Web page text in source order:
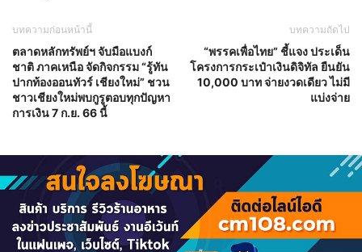
บทความก่อนหน้านี้
ตลาดหลักทรัพย์ฯ จับมือแบงก์
ชาติ ภาคเหนือ จัดกิจกรรม “รู้ทัน
ปากท้องออนทัวร์ เชียงใหม่” ชวน
ชาวเชียงใหม่พบกูรูตอบทุกปัญหา
การเงิน 7 ก.ย. 66 นี้
บทความถัดไป
“พรรคเพื่อไทย” ชี้แจง ประเด็น
โครงการกระเป๋าเงินดิจิทัล ยืนยัน
10,000 บาท จ่ายงวดเดียว ไม่มี
แบ่งจ่าย